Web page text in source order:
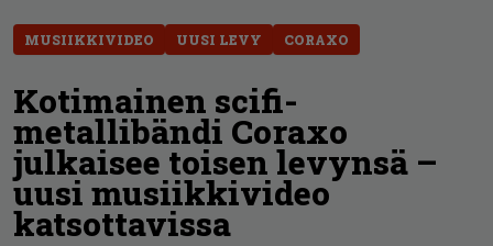
MUSIIKKIVIDEO UUSI LEVY CORAXO
Kotimainen scifi-
metallibändi Coraxo
julkaisee toisen levynsä –
uusi musiikkivideo
katsottavissa